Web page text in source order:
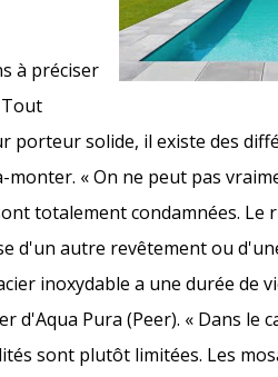
à préciser
Tout
solide, il existe des
« On ne peut pas
totalement condamnées. Le
d'un autre revêtement ou
inoxydable a une durée de
Pura (Peer). « Dans le
sont plutôt limitées. Les